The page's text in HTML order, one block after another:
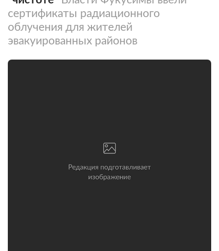
сертификаты радиационного
облучения для жителей
эвакуированных районов